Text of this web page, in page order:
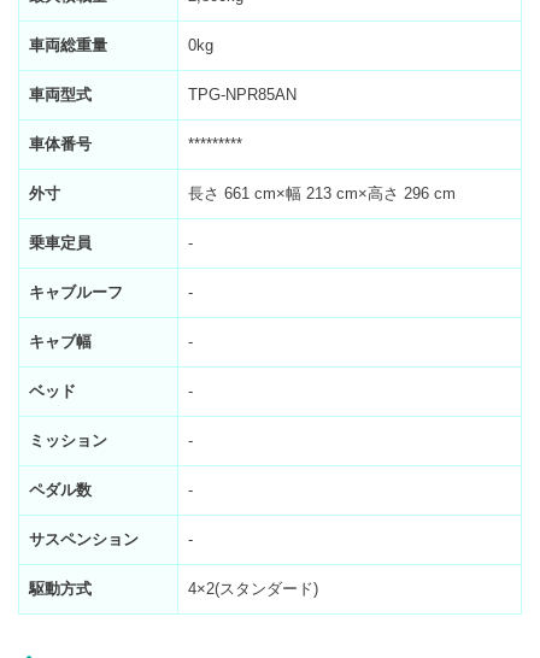
車両総重量 0kg
車両型式 TPG-NPR85AN
車体番号 *********
外寸 長さ 661 cm×幅 213 cm×高さ 296 cm
乗車定員 -
キャブルーフ -
キャブ幅 -
ベッド -
ミッション -
ペダル数 -
サスペンション -
駆動方式 4×2(スタンダード)